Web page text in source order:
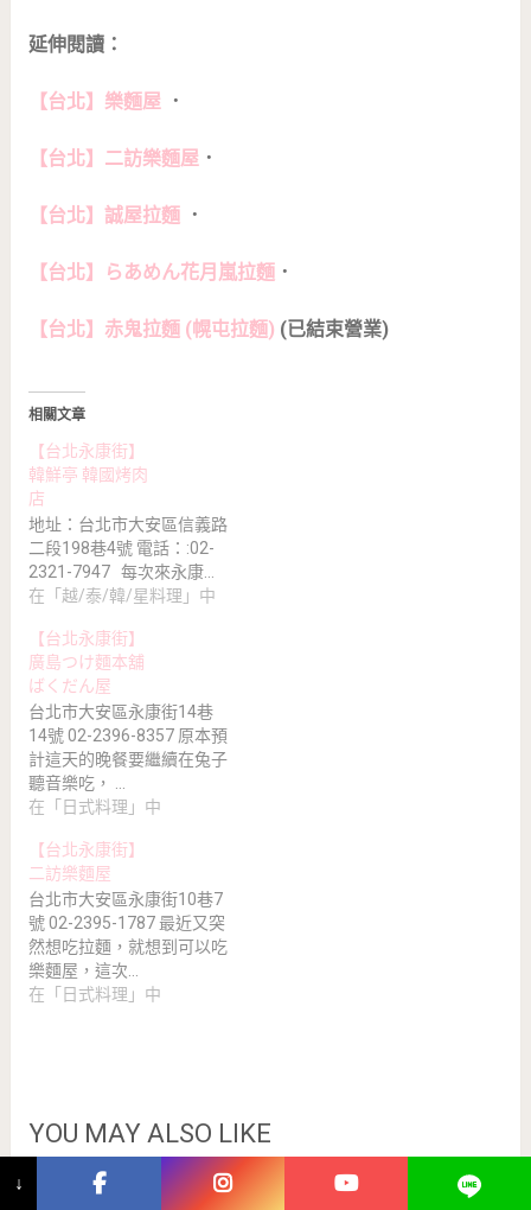
延伸閱讀：
【台北】樂麵屋 ．
【台北】二訪樂麵屋 ．
【台北】誠屋拉麵．
【台北】らあめん花月嵐拉麵．
【台北】赤鬼拉麵 (幌屯拉麵) (已結束營業)
相關文章
【台北永康街】
韓鮮亭 韓國烤肉
店
地址：台北市大安區信義路
二段198巷4號 電話：:02-
2321-7947 每次來永康…
在「越/泰/韓/星料理」中
【台北永康街】
廣島つけ麵本舖
ばくだん屋
台北市大安區永康街14巷
14號 02-2396-8357 原本預
計這天的晚餐要繼續在兔子
聽音樂吃， …
在「日式料理」中
【台北永康街】
二訪樂麵屋
台北市大安區永康街10巷7
號 02-2395-1787 最近又突
然想吃拉麵，就想到可以吃
樂麵屋，這次…
在「日式料理」中
YOU MAY ALSO LIKE
↓